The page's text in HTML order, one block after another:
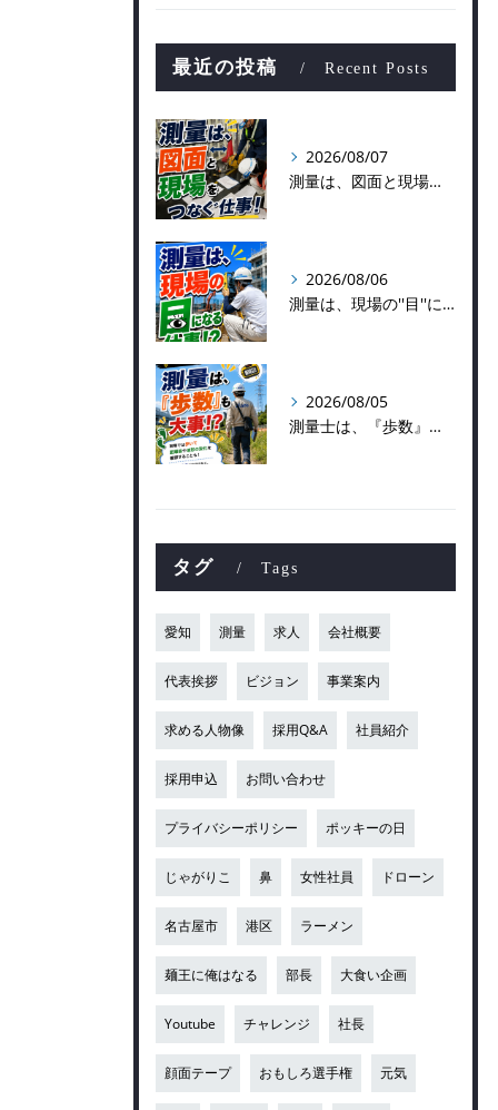
最近の投稿 Recent Posts
2026/08/07
測量は、図面と現場をつなぐ仕事！
2026/08/06
測量は、現場の''目''になる仕事！？
2026/08/05
測量士は、『歩数』も大事！？
タグ Tags
愛知 測量 求人 会社概要
代表挨拶 ビジョン 事業案内
求める人物像 採用Q&A 社員紹介
採用申込 お問い合わせ
プライバシーポリシー ポッキーの日
じゃがりこ 鼻 女性社員 ドローン
名古屋市 港区 ラーメン
麺王に俺はなる 部長 大食い企画
Youtube チャレンジ 社長
顔面テープ おもしろ選手権 元気